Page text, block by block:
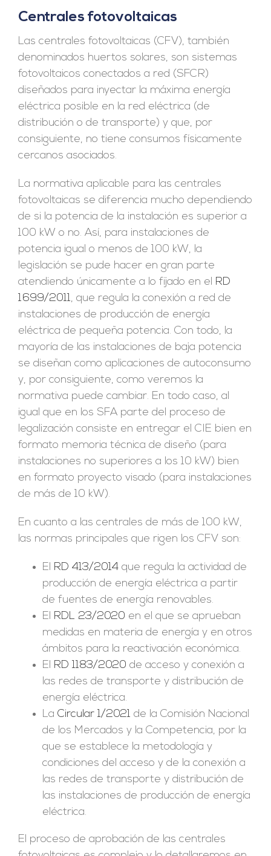
Centrales fotovoltaicas
Las centrales fotovoltaicas (CFV), también
denominados huertos solares, son sistemas
fotovoltaicos conectados a red (SFCR)
diseñados para inyectar la máxima energía
eléctrica posible en la red eléctrica (de
distribución o de transporte) y que, por
consiguiente, no tiene consumos físicamente
cercanos asociados.
La normativa aplicable para las centrales
fotovoltaicas se diferencia mucho dependiendo
de si la potencia de la instalación es superior a
100 kW o no. Así, para instalaciones de
potencia igual o menos de 100 kW, la
legislación se pude hacer en gran parte
atendiendo únicamente a lo fijado en el RD
1699/2011, que regula la conexión a red de
instalaciones de producción de energía
eléctrica de pequeña potencia. Con todo, la
mayoría de las instalaciones de baja potencia
se diseñan como aplicaciones de autoconsumo
y, por consiguiente, como veremos la
normativa puede cambiar. En todo caso, al
igual que en los SFA parte del proceso de
legalización consiste en entregar el CIE bien en
formato memoria técnica de diseño (para
instalaciones no superiores a los 10 kW) bien
en formato proyecto visado (para instalaciones
de más de 10 kW).
En cuanto a las centrales de más de 100 kW,
las normas principales que rigen los CFV son:
El RD 413/2014que regula la actividad de
producción de energía eléctrica a partir
de fuentes de energía renovables.
El RDL 23/2020 en el que se aprueban
medidas en materia de energía y en otros
ámbitos para la reactivación económica.
El RD 1183/2020 de acceso y conexión a
las redes de transporte y distribución de
energía eléctrica.
La Circular 1/2021 de la Comisión Nacional
de los Mercados y la Competencia, por la
que se establece la metodología y
condiciones del acceso y de la conexión a
las redes de transporte y distribución de
las instalaciones de producción de energía
eléctrica.
El proceso de aprobación de las centrales